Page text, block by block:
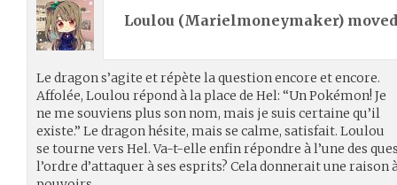
Loulou (Marielmoneymaker)
Le dragon s’agite et répète la question encore et encore.
Affolée, Loulou répond à la place de Hel: “Un Pokémon! Je
ne me souviens plus son nom, mais je suis certaine qu’il
existe.” Le dragon hésite, mais se calme, satisfait. Loulou
se tourne vers Hel. Va-t-elle enfin répondre à l’une des
l’ordre d’attaquer à ses esprits? Cela donnerait une raison